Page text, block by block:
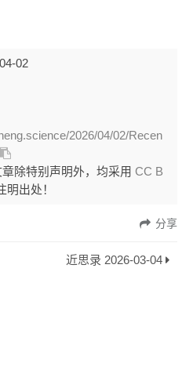
02
2026/04/02/Recen
章除特别声明外，均采用CC B
出处！
分享
近思录 2026-03-04